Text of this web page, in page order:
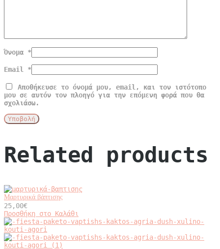
Όνομα *
Email *
Αποθήκευσε το όνομά μου, email, και τον ιστότοπο
μου σε αυτόν τον πλοηγό για την επόμενη φορά που θα
σχολιάσω.
Related products
Μαρτυρικά βάπτισης
25,00€
Προσθήκη στο Καλάθι